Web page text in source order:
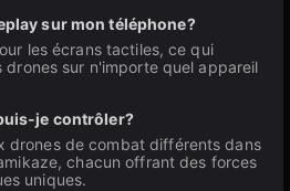
sur mon téléphone?
les écrans tactiles, ce qui
sur n'importe quel appareil
je contrôler?
drones de combat différents dans
chacun offrant des forces
uniques.